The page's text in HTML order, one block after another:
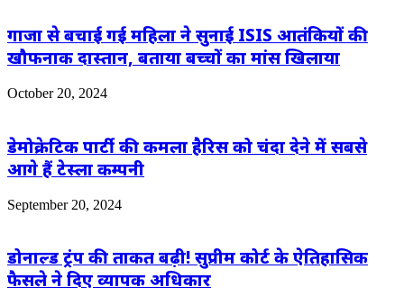
गाजा से बचाई गई महिला ने सुनाई ISIS आतंकियों की
खौफनाक दास्तान, बताया बच्चों का मांस खिलाया
October 20, 2024
डेमोक्रेटिक पार्टी की कमला हैरिस को चंदा देने में सबसे
आगे हैं टेस्ला कम्पनी
September 20, 2024
डोनाल्ड ट्रंप की ताकत बढ़ी! सुप्रीम कोर्ट के ऐतिहासिक
फैसले ने दिए व्यापक अधिकार